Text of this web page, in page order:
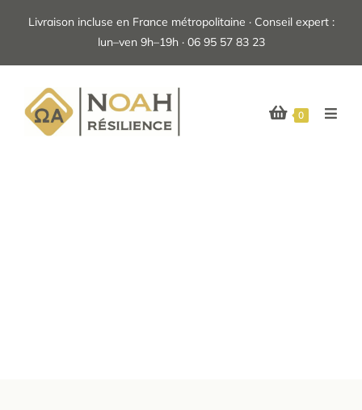
Livraison incluse en France métropolitaine · Conseil expert :
lun–ven 9h–19h · 06 95 57 83 23
0